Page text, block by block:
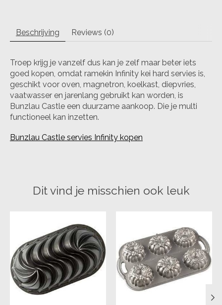
Beschrijving Reviews (0)
Troep krijg je vanzelf dus kan je zelf maar beter iets
goed kopen, omdat ramekin Infinity kei hard servies is,
geschikt voor oven, magnetron, koelkast, diepvries,
vaatwasser en jarenlang gebruikt kan worden, is
Bunzlau Castle een duurzame aankoop. Die je multi
functioneel kan inzetten.
Bunzlau Castle servies Infinity kopen
Dit vind je misschien ook leuk